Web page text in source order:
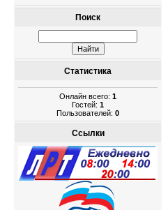
Поиск
Статистика
Онлайн всего: 1
Гостей: 1
Пользователей: 0
Ссылки